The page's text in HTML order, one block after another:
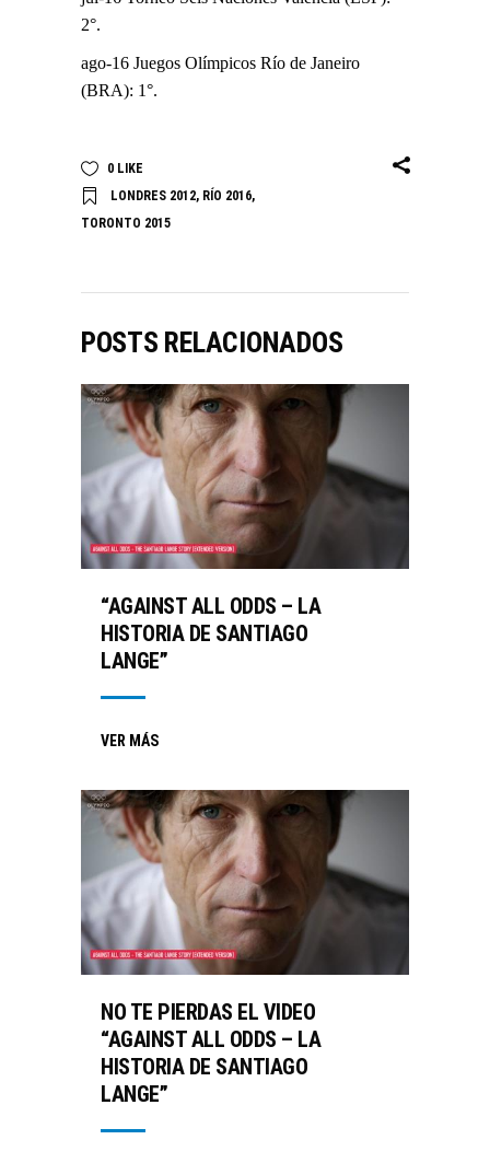
2°.
ago-16 Juegos Olímpicos Río de Janeiro
(BRA): 1°.
0 LIKE
LONDRES 2012, RÍO 2016,
TORONTO 2015
POSTS RELACIONADOS
“AGAINST ALL ODDS – LA
HISTORIA DE SANTIAGO
LANGE”
VER MÁS
NO TE PIERDAS EL VIDEO
“AGAINST ALL ODDS – LA
HISTORIA DE SANTIAGO
LANGE”